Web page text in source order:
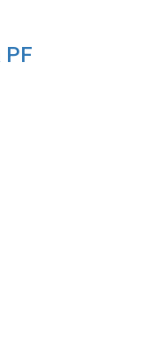
PF